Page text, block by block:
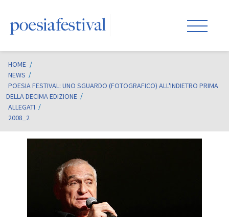
HOME /
NEWS
POESIA FESTIVAL: UNO SGUARDO (FOTOGRAFICO) ALL'INDIETRO PRIMA
DELLA DECIMA EDIZIONE
ALLEGATI
2008_2